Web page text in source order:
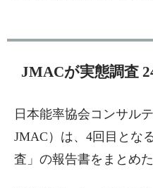
JMACが実態調査
日本能率協会コンサル
JMAC）は、4回目とな
査」の報告書をまとめた